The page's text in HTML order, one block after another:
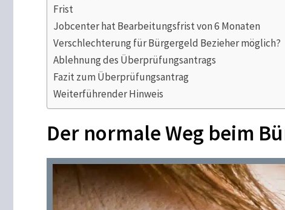
Frist
Jobcenter hat Bearbeitungsfrist von 6 Monaten
Verschlechterung für Bürgergeld Bezieher möglich?
Ablehnung des Überprüfungsantrags
Fazit zum Überprüfungsantrag
Weiterführender Hinweis
Der normale Weg beim